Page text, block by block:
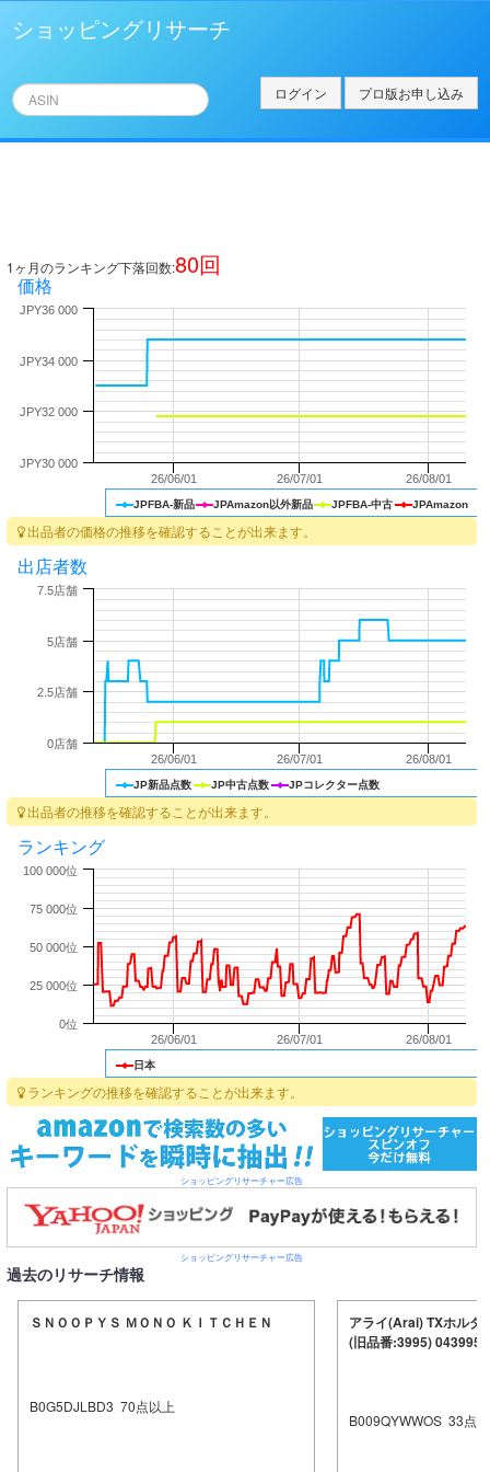
ショッピングリサーチ
ログイン プロ版お申し込み
1ヶ月のランキング下落回数:80回
価格
JPFBA-新品 JPAmazon以外新品 JPFBA-中古 JPAmazon
26/06/01 26/07/01 26/08/01
JPY32 000
JPY34 000
JPY36 000
JPY30 000
出品者の価格の推移を確認することが出来ます。
出店者数
JP新品点数 JP中古点数 JPコレクター点数
26/06/01 26/07/01 26/08/01
0店舗
2.5店舗
5店舗
7.5店舗
出品者の推移を確認することが出来ます。
ランキング
日本
26/06/01 26/07/01 26/08/01
0位
25 000位
50 000位
75 000位
100 000位
ランキングの推移を確認することが出来ます。
ショッピングリサーチャー広告
ショッピングリサーチャー広告
過去のリサーチ情報
ＳＮＯＯＰＹＳ ＭＯＮＯ ＫＩＴＣＨＥＮ
B0G5DJLBD3 70点以上
アライ(Arai) TXホルダ
(旧品番:3995) 043995
B009QYWWOS 33点